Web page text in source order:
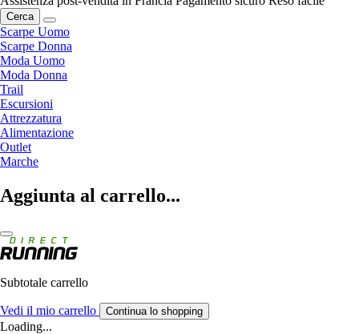
Cerca
Scarpe Uomo
Scarpe Donna
Moda Uomo
Moda Donna
Trail
Escursioni
Attrezzatura
Alimentazione
Outlet
Marche
Aggiunta al carrello...
Subtotale carrello
Vedi il mio carrello Continua lo shopping
Loading...